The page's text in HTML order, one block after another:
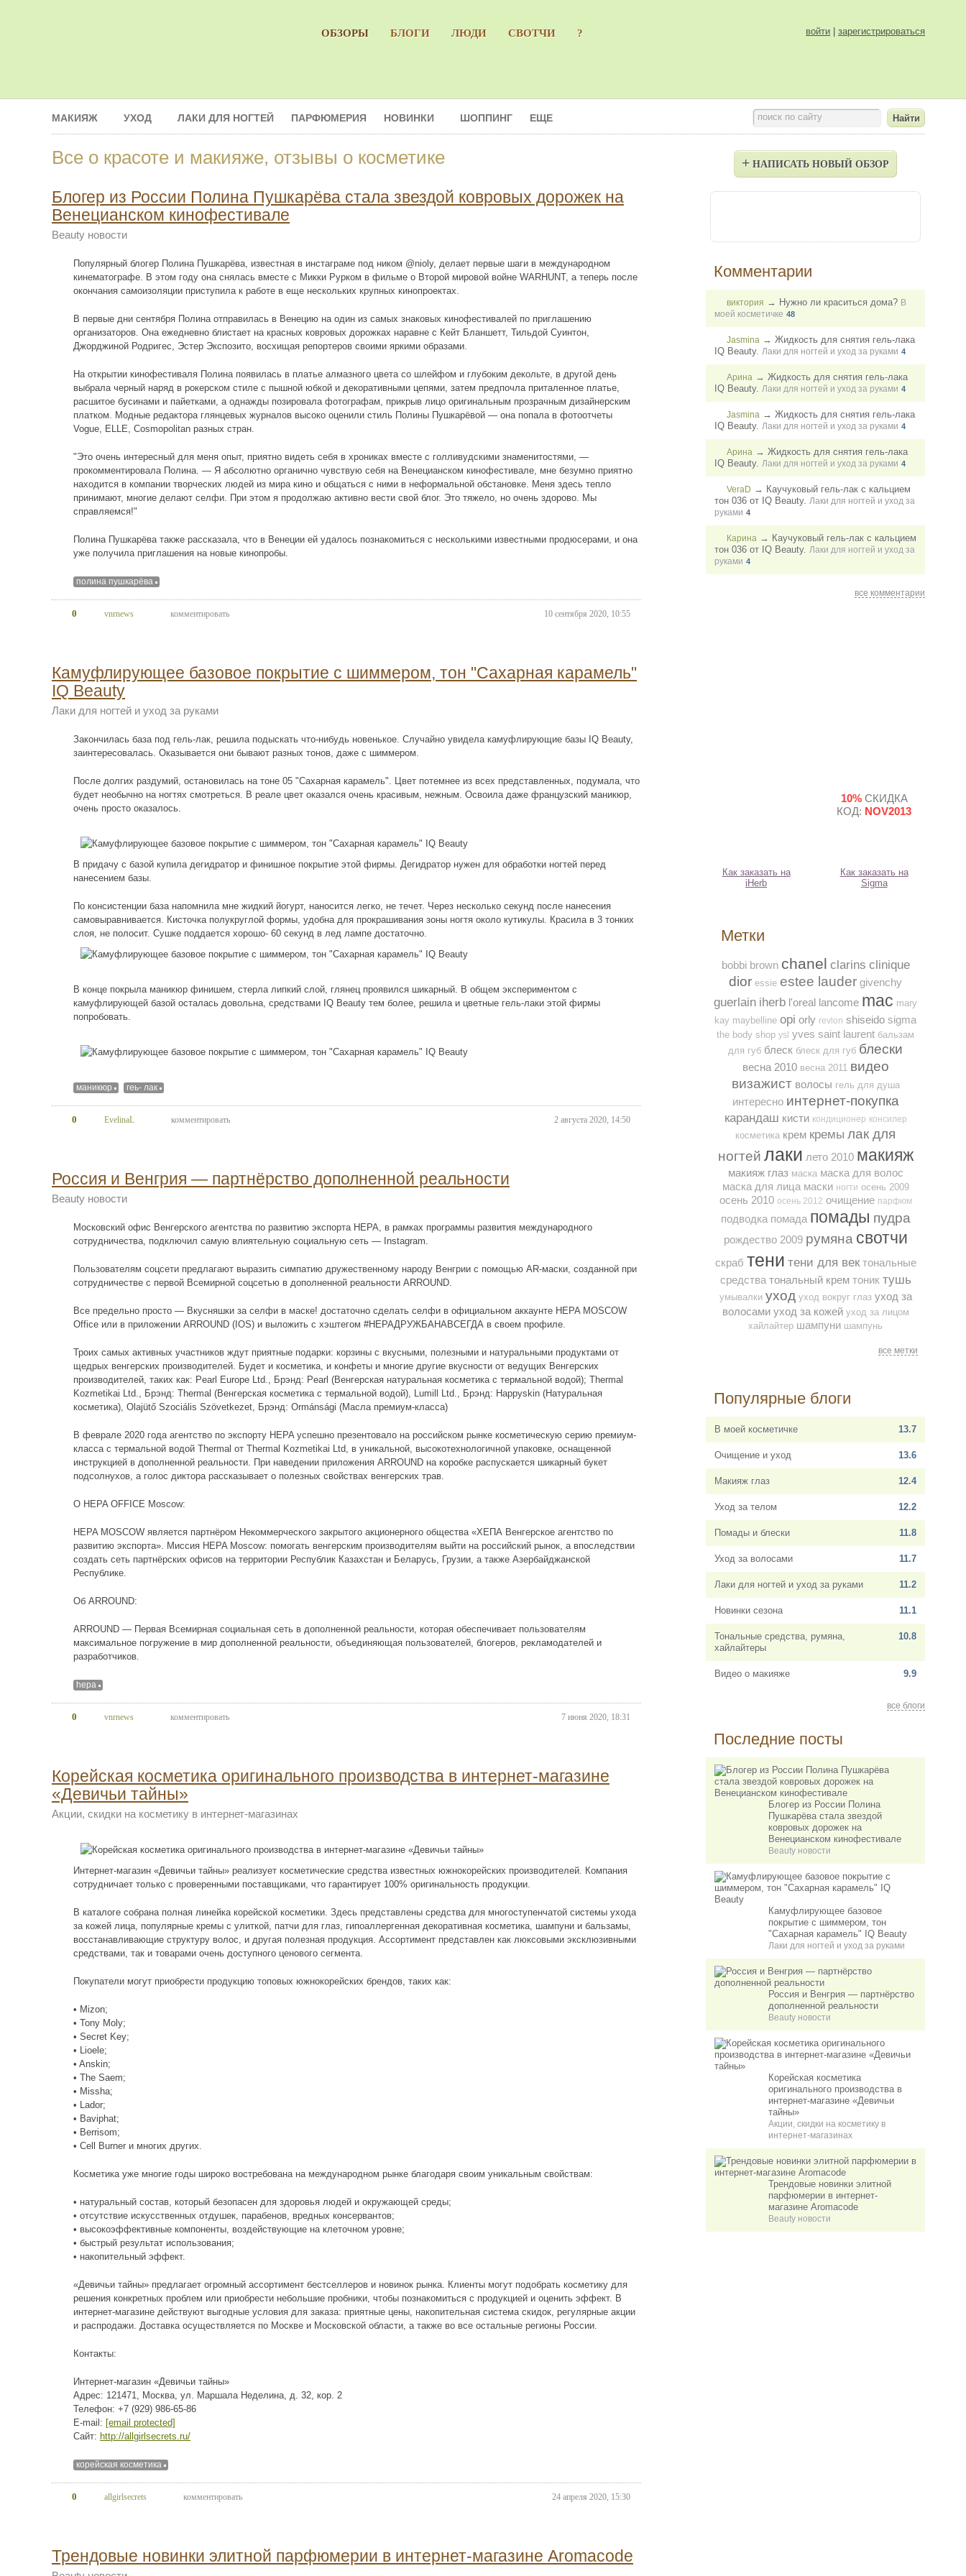
войти зарегистрироваться
ОБЗОРЫ БЛОГИ ЛЮДИ СВОТЧИ ?
поиск по сайту
МАКИЯЖ УХОД ЛАКИ ДЛЯ НОГТЕЙ ПАРФЮМЕРИЯ НОВИНКИ ШОППИНГ ЕЩЕ
Все о красоте и макияже, отзывы о косметике
Блогер из России Полина Пушкарёва стала звездой ковровых дорожек на
Венецианском кинофестивале
Beauty новости
Популярный блогер Полина Пушкарёва, известная в инстаграме под ником @nioly, делает первые шаги в международном
кинематографе. В этом году она снялась вместе с Микки Рурком в фильме о Второй мировой войне WARHUNT, а теперь после
окончания самоизоляции приступила к работе в еще нескольких крупных кинопроектах.
В первые дни сентября Полина отправилась в Венецию на один из самых знаковых кинофестивалей по приглашению
организаторов. Она ежедневно блистает на красных ковровых дорожках наравне с Кейт Бланшетт, Тильдой Суинтон,
Джорджиной Родригес, Эстер Экспозито, восхищая репортеров своими яркими образами.
На открытии кинофестиваля Полина появилась в платье алмазного цвета со шлейфом и глубоким декольте, в другой день
выбрала черный наряд в рокерском стиле с пышной юбкой и декоративными цепями, затем предпочла приталенное платье,
расшитое бусинами и пайетками, а однажды позировала фотографам, прикрыв лицо оригинальным прозрачным дизайнерским
платком. Модные редактора глянцевых журналов высоко оценили стиль Полины Пушкарёвой — она попала в фотоотчеты
Vogue, ELLE, Cosmopolitan разных стран.
"Это очень интересный для меня опыт, приятно видеть себя в хрониках вместе с голливудскими знаменитостями, —
прокомментировала Полина. — Я абсолютно органично чувствую себя на Венецианском кинофестивале, мне безумно приятно
находится в компании творческих людей из мира кино и общаться с ними в неформальной обстановке. Меня здесь тепло
принимают, многие делают селфи. При этом я продолжаю активно вести свой блог. Это тяжело, но очень здорово. Мы
справляемся!"
Полина Пушкарёва также рассказала, что в Венеции ей удалось познакомиться с несколькими известными продюсерами, и она
уже получила приглашения на новые кинопробы.
полина пушкарёва
10 сентября 2020, 10:55
0 vnrnews комментировать
Камуфлирующее базовое покрытие с шиммером, тон "Сахарная карамель"
IQ Beauty
Лаки для ногтей и уход за руками
Закончилась база под гель-лак, решила подыскать что-нибудь новенькое. Случайно увидела камуфлирующие базы IQ Beauty,
заинтересовалась. Оказывается они бывают разных тонов, даже с шиммером.
После долгих раздумий, остановилась на тоне 05 "Сахарная карамель". Цвет потемнее из всех представленных, подумала, что
будет необычно на ногтях смотреться. В реале цвет оказался очень красивым, нежным. Освоила даже французский маникюр,
очень просто оказалось.
В придачу с базой купила дегидратор и финишное покрытие этой фирмы. Дегидратор нужен для обработки ногтей перед
нанесением базы.
По консистенции база напомнила мне жидкий йогурт, наносится легко, не течет. Через несколько секунд после нанесения
самовыравнивается. Кисточка полукруглой формы, удобна для прокрашивания зоны ногтя около кутикулы. Красила в 3 тонких
слоя, не полосит. Сушке поддается хорошо- 60 секунд в лед лампе достаточно.
В конце покрыла маникюр финишем, стерла липкий слой, глянец проявился шикарный. В общем экспериментом с
камуфлирующей базой осталась довольна, средствами IQ Beauty тем более, решила и цветные гель-лаки этой фирмы
попробовать.
маникюр геь- лак
2 августа 2020, 14:50
0 EvelinaL комментировать
Россия и Венгрия — партнёрство дополненной реальности
Beauty новости
Московский офис Венгерского агентства по развитию экспорта HEPA, в рамках программы развития международного
сотрудничества, подключил самую влиятельную социальную сеть — Instagram.
Пользователям соцсети предлагают выразить симпатию дружественному народу Венгрии с помощью AR-маски, созданной при
сотрудничестве с первой Всемирной соцсетью в дополненной реальности ARROUND.
Все предельно просто — Вкусняшки за селфи в маске! достаточно сделать селфи в официальном аккаунте HEPA MOSCOW
Office или в приложении ARROUND (IOS) и выложить с хэштегом #HEPAДРУЖБАНАВСЕГДА в своем профиле.
Троих самых активных участников ждут приятные подарки: корзины с вкусными, полезными и натуральными продуктами от
щедрых венгерских производителей. Будет и косметика, и конфеты и многие другие вкусности от ведущих Венгерских
производителей, таких как: Pearl Europe Ltd., Брэнд: Pearl (Венгерская натуральная косметика с термальной водой); Thermal
Kozmetikai Ltd., Брэнд: Thermal (Венгерская косметика с термальной водой), Lumill Ltd., Брэнд: Happyskin (Натуральная
косметика), Olajütő Szociális Szövetkezet, Брэнд: Ormánsági (Масла премиум-класса)
В феврале 2020 года агентство по экспорту HEPA успешно презентовало на российском рынке косметическую серию премиум-
класса с термальной водой Thermal от Thermal Kozmetikai Ltd, в уникальной, высокотехнологичной упаковке, оснащенной
инструкцией в дополненной реальности. При наведении приложения ARROUND на коробке распускается шикарный букет
подсолнухов, а голос диктора рассказывает о полезных свойствах венгерских трав.
О HEPA OFFICE Moscow:
HEPA MOSCOW является партнёром Некоммерческого закрытого акционерного общества «ХЕПА Венгерское агентство по
развитию экспорта». Миссия HEPA Moscow: помогать венгерским производителям выйти на российский рынок, а впоследствии
создать сеть партнёрских офисов на территории Республик Казахстан и Беларусь, Грузии, а также Азербайджанской
Республике.
Об ARROUND:
ARROUND — Первая Всемирная социальная сеть в дополненной реальности, которая обеспечивает пользователям
максимальное погружение в мир дополненной реальности, объединяющая пользователей, блогеров, рекламодателей и
разработчиков.
hepa
7 июня 2020, 18:31
0 vnrnews комментировать
Корейская косметика оригинального производства в интернет-магазине
«Девичьи тайны»
Акции, скидки на косметику в интернет-магазинах
Интернет-магазин «Девичьи тайны» реализует косметические средства известных южнокорейских производителей. Компания
сотрудничает только с проверенными поставщиками, что гарантирует 100% оригинальность продукции.
В каталоге собрана полная линейка корейской косметики. Здесь представлены средства для многоступенчатой системы ухода
за кожей лица, популярные кремы с улиткой, патчи для глаз, гипоаллергенная декоративная косметика, шампуни и бальзамы,
восстанавливающие структуру волос, и другая полезная продукция. Ассортимент представлен как люксовыми эксклюзивными
средствами, так и товарами очень доступного ценового сегмента.
Покупатели могут приобрести продукцию топовых южнокорейских брендов, таких как:
• Mizon;
• Tony Moly;
• Secret Key;
• Lioele;
• Anskin;
• The Saem;
• Missha;
• Lador;
• Baviphat;
• Berrisom;
• Cell Burner и многих других.
Косметика уже многие годы широко востребована на международном рынке благодаря своим уникальным свойствам:
• натуральный состав, который безопасен для здоровья людей и окружающей среды;
• отсутствие искусственных отдушек, парабенов, вредных консервантов;
• высокоэффективные компоненты, воздействующие на клеточном уровне;
• быстрый результат использования;
• накопительный эффект.
«Девичьи тайны» предлагает огромный ассортимент бестселлеров и новинок рынка. Клиенты могут подобрать косметику для
решения конкретных проблем или приобрести небольшие пробники, чтобы познакомиться с продукцией и оценить эффект. В
интернет-магазине действуют выгодные условия для заказа: приятные цены, накопительная система скидок, регулярные акции
и распродажи. Доставка осуществляется по Москве и Московской области, а также во все остальные регионы России.
Контакты:
Интернет-магазин «Девичьи тайны»
Адрес: 121471, Москва, ул. Маршала Неделина, д. 32, кор. 2
Телефон: +7 (929) 986-65-86
E-mail: [email protected]
Сайт: http://allgirlsecrets.ru/
корейская косметика
24 апреля 2020, 15:30
0 allgirlsecrets комментировать
Трендовые новинки элитной парфюмерии в интернет-магазине Aromacode
+ НАПИСАТЬ НОВЫЙ ОБЗОР
Комментарии
виктория → Нужно ли краситься дома? В
моей косметичке 48
Jasmina → Жидкость для снятия гель-лака
IQ Beauty. Лаки для ногтей и уход за руками 4
Арина → Жидкость для снятия гель-лака
IQ Beauty. Лаки для ногтей и уход за руками 4
Jasmina → Жидкость для снятия гель-лака
IQ Beauty. Лаки для ногтей и уход за руками 4
Арина → Жидкость для снятия гель-лака
IQ Beauty. Лаки для ногтей и уход за руками 4
VeraD → Каучуковый гель-лак с кальцием
тон 036 от IQ Beauty. Лаки для ногтей и уход за
руками 4
Карина → Каучуковый гель-лак с кальцием
тон 036 от IQ Beauty. Лаки для ногтей и уход за
руками 4
все комментарии
Как заказать на
iHerb
10%СКИДКА
КОД: NOV2013
Как заказать на
Sigma
Метки
bobbi brown chanel clarins clinique
dior essie estee lauder givenchy
guerlain iherb l'oreal lancome mac mary
kay maybelline opi orly revlon shiseido sigma
the body shop ysl yves saint laurent бальзам
для губ блеск блеск для губ блески
весна 2010 весна 2011 видео
визажист волосы гель для душа
интересно интернет-покупка
карандаш кисти кондиционер консилер
косметика крем кремы лак для
ногтей лаки лето 2010 макияж
макияж глаз маска маска для волос
маска для лица маски ногти осень 2009
осень 2010 осень 2012 очищение парфюм
подводка помада помады пудра
рождество 2009 румяна свотчи
скраб тени тени для век тональные
средства тональный крем тоник тушь
умывалки уход уход вокруг глаз уход за
волосами уход за кожей уход за лицом
хайлайтер шампуни шампунь
все метки
Популярные блоги
13.7
В моей косметичке
13.6
Очищение и уход
12.4
Макияж глаз
12.2
Уход за телом
11.8
Помады и блески
11.7
Уход за волосами
11.2
Лаки для ногтей и уход за руками
11.1
Новинки сезона
10.8
Тональные средства, румяна,
хайлайтеры
9.9
Видео о макияже
все блоги
Последние посты
Блогер из России Полина
Пушкарёва стала звездой
ковровых дорожек на
Венецианском кинофестивале
Beauty новости
Камуфлирующее базовое
покрытие с шиммером, тон
"Сахарная карамель" IQ Beauty
Лаки для ногтей и уход за руками
Россия и Венгрия — партнёрство
дополненной реальности
Beauty новости
Корейская косметика
оригинального производства в
интернет-магазине «Девичьи
тайны»
Акции, скидки на косметику в
интернет-магазинах
Трендовые новинки элитной
парфюмерии в интернет-
магазине Aromacode
Beauty новости